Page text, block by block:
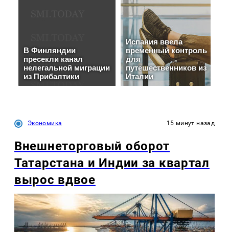
Экономика 15 минут назад
Внешнеторговый оборот
Татарстана и Индии за квартал
вырос вдвое